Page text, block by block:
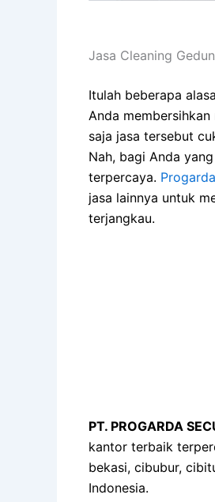
Jasa Cleaning
Itulah beberapa
Anda
saja jasa tersebut
Nah, bagi Anda
terpercaya.
jasa lainnya untuk
terjangkau.
PT. PROGARDA
kantor terbaik
bekasi, cibubur,
Indonesia.